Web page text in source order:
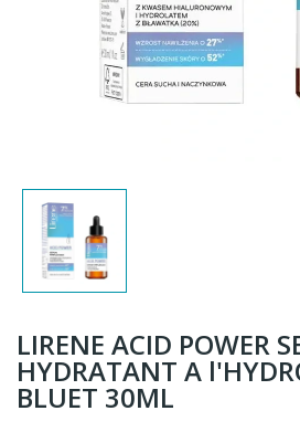
LIRENE ACID POWER
HYDRATANT A
BLUET 30ML